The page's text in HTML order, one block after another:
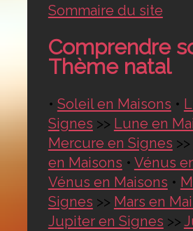
Sommaire du site
Comprendre
Thème natal
• Soleil en Maisons •
Signes >> Lune en
Mercure en Signes >>
en Maisons • Vénus
Vénus en Maisons •
Signes >> Mars en
Jupiter en Signes >>